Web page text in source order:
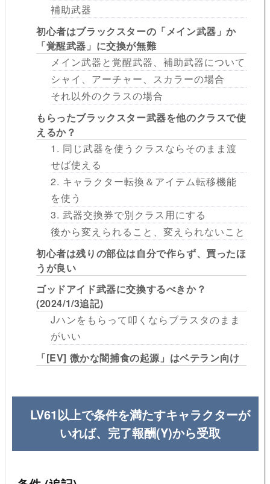
補助武器
初心者はブラックスターの「メイン武器」か
「覚醒武器」に交換が無難
メイン武器と覚醒武器、補助武器について
シャイ、アーチャー、スカラーの場合
それ以外のクラスの場合
もらったブラックスター武器を他のクラスで使
えるか？
1. 同じ武器を使うクラスならそのまま渡
せば使える
2. キャラクター転換＆アイテム転移機能
を使う
3. 武器交換券で別クラス用にする
後から変えられること、変えられないこと
初心者は残りの部位は自分で作らず、買ったほ
うが良い
ゴッドアイド武器に交換するべきか？
(2024/1/3追記)
Jハンをもらって叩くならブラスタのまま
がいい
「[EV] 微かな闇捕食の起源」はベテラン向け
LV61以上で条件を満たすキャラクターが
いれば、完了報酬(Y)から受取